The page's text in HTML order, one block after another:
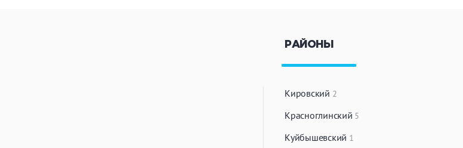
РАЙОНЫ
Кировский 2
Красноглинский 5
Куйбышевский 1